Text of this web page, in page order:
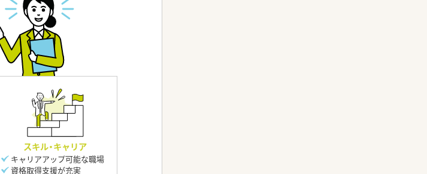
スキル・キャリア
キャリアアップ可能な職場
資格取得支援が充実